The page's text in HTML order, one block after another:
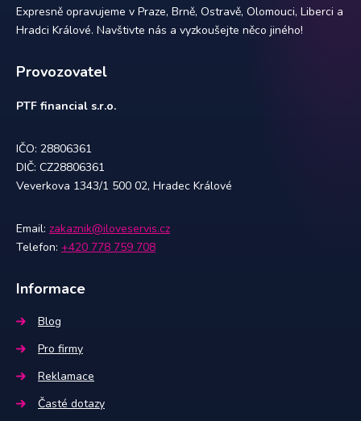
Expresně opravujeme v Praze, Brně, Ostravě, Olomouci, Liberci a
Hradci Králové. Navštivte nás a vyzkoušejte něco jiného!
Provozovatel
PTF financial s.r.o.
IČO: 28806361
DIČ: CZ28806361
Veverkova 1343/1 500 02, Hradec Králové
Email: zakaznik@iloveservis.cz
Telefon: +420 778 759 708
Informace
Blog
Pro firmy
Reklamace
Časté dotazy